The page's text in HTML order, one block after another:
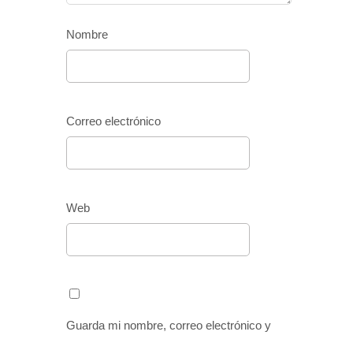
Nombre
Correo electrónico
Web
Guarda mi nombre, correo electrónico y